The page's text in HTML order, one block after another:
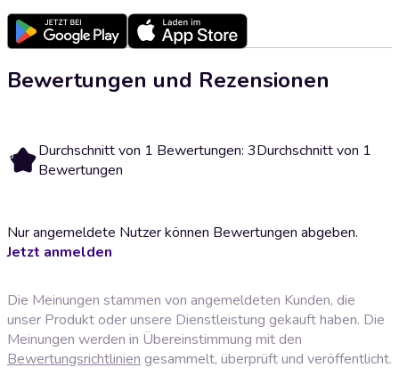
Bewertungen und Rezensionen
3 Durchschnitt von 1 Bewertungen: 3Durchschnitt von 1
Bewertungen
Nur angemeldete Nutzer können Bewertungen abgeben.
Jetzt anmelden
Die Meinungen stammen von angemeldeten Kunden, die
unser Produkt oder unsere Dienstleistung gekauft haben. Die
Meinungen werden in Übereinstimmung mit den
Bewertungsrichtlinien gesammelt, überprüft und veröffentlicht.